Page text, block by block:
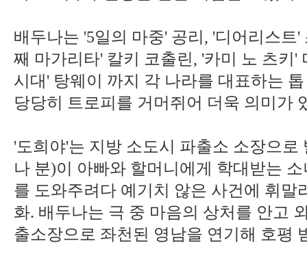
배두나는 '5일의 마중' 공리, '디어리스트'
째 마가리타' 칼키 코출린, '카미 노 츠키'
시대' 탕웨이 까지 각 나라를 대표하는
당당히 트로피를 거머쥐어 더욱 의미가
'도희야'는 지방 소도시 파출소 소장으로
나 분)이 아빠와 할머니에게 학대받는
를 도와주려다 예기치 않은 사건에 휘말
화. 배두나는 극 중 마음의 상처를 안고
출소장으로 좌천된 영남을 연기해 호평